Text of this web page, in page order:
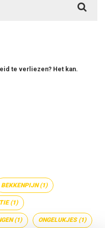
te verliezen? Het kan.
BEKKENPIJN(1)
(1)
(1) ONGELUKJES(1)